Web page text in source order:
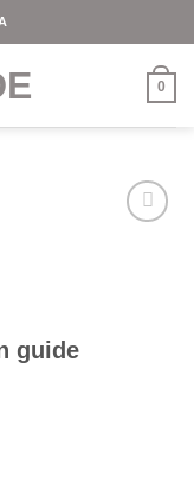
0
guide